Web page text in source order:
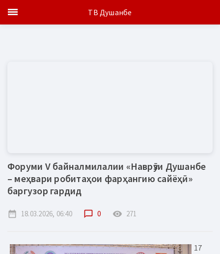
Форуми V байналмилалии «Наврӯзи Душанбе
– меҳвари робитаҳои фарҳангию сайёҳӣ»
баргузор гардид
date_range 18.03.2026, 06:40 chat_bubble_outline 0 remove_red_eye 271
17
ТВ Душанбе